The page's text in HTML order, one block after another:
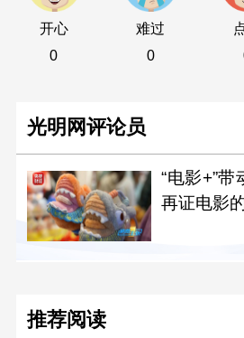
开心
0
难过
0
光明网评论员
“电影+”带
再证电影
推荐阅读